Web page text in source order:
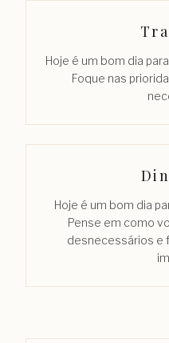
Hoje é um bom dia
Foque nas
Hoje é um bom dia
Pense em como
desnecessários e